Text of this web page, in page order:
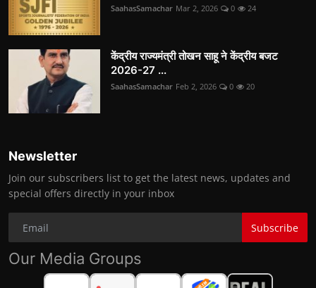
SaahasSamachar Mar 2, 2026 0 24
केंद्रीय राज्यमंत्री तोखन साहू ने केंद्रीय बजट
2026-27 ...
SaahasSamachar Feb 2, 2026 0 20
Newsletter
Join our subscribers list to get the latest news, updates and
special offers directly in your inbox
Subscribe
Our Media Groups